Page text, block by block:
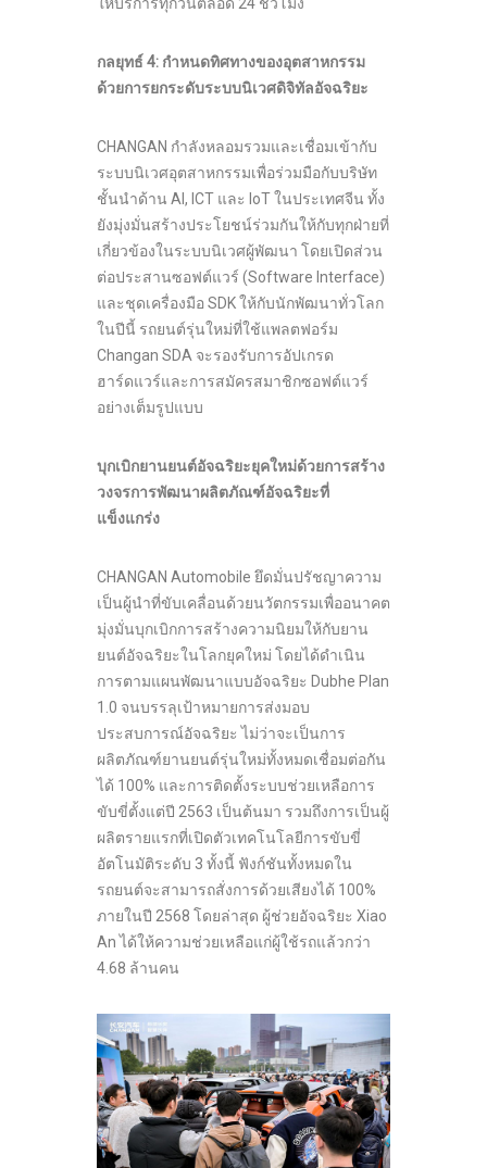
ให้บริการทุกวันตลอด 24 ชั่วโมง
กลยุทธ์ 4: กำหนดทิศทางของอุตสาหกรรม
ด้วยการยกระดับระบบนิเวศดิจิทัลอัจฉริยะ
CHANGAN กำลังหลอมรวมและเชื่อมเข้ากับ
ระบบนิเวศอุตสาหกรรมเพื่อร่วมมือกับบริษัท
ชั้นนำด้าน AI, ICT และ IoT ในประเทศจีน ทั้ง
ยังมุ่งมั่นสร้างประโยชน์ร่วมกันให้กับทุกฝ่ายที่
เกี่ยวข้องในระบบนิเวศผู้พัฒนา โดยเปิดส่วน
ต่อประสานซอฟต์แวร์ (Software Interface)
และชุดเครื่องมือ SDK ให้กับนักพัฒนาทั่วโลก
ในปีนี้ รถยนต์รุ่นใหม่ที่ใช้แพลตฟอร์ม
Changan SDA จะรองรับการอัปเกรด
ฮาร์ดแวร์และการสมัครสมาชิกซอฟต์แวร์
อย่างเต็มรูปแบบ
บุกเบิกยานยนต์อัจฉริยะยุคใหม่ด้วยการสร้าง
วงจรการพัฒนาผลิตภัณฑ์อัจฉริยะที่
แข็งแกร่ง
CHANGAN Automobile ยึดมั่นปรัชญาความ
เป็นผู้นำที่ขับเคลื่อนด้วยนวัตกรรมเพื่ออนาคต
มุ่งมั่นบุกเบิกการสร้างความนิยมให้กับยาน
ยนต์อัจฉริยะในโลกยุคใหม่ โดยได้ดำเนิน
การตามแผนพัฒนาแบบอัจฉริยะ Dubhe Plan
1.0 จนบรรลุเป้าหมายการส่งมอบ
ประสบการณ์อัจฉริยะ ไม่ว่าจะเป็นการ
ผลิตภัณฑ์ยานยนต์รุ่นใหม่ทั้งหมดเชื่อมต่อกัน
ได้ 100% และการติดตั้งระบบช่วยเหลือการ
ขับขี่ตั้งแต่ปี 2563 เป็นต้นมา รวมถึงการเป็นผู้
ผลิตรายแรกที่เปิดตัวเทคโนโลยีการขับขี่
อัตโนมัติระดับ 3 ทั้งนี้ ฟังก์ชันทั้งหมดใน
รถยนต์จะสามารถสั่งการด้วยเสียงได้ 100%
ภายในปี 2568 โดยล่าสุด ผู้ช่วยอัจฉริยะ Xiao
An ได้ให้ความช่วยเหลือแก่ผู้ใช้รถแล้วกว่า
4.68 ล้านคน